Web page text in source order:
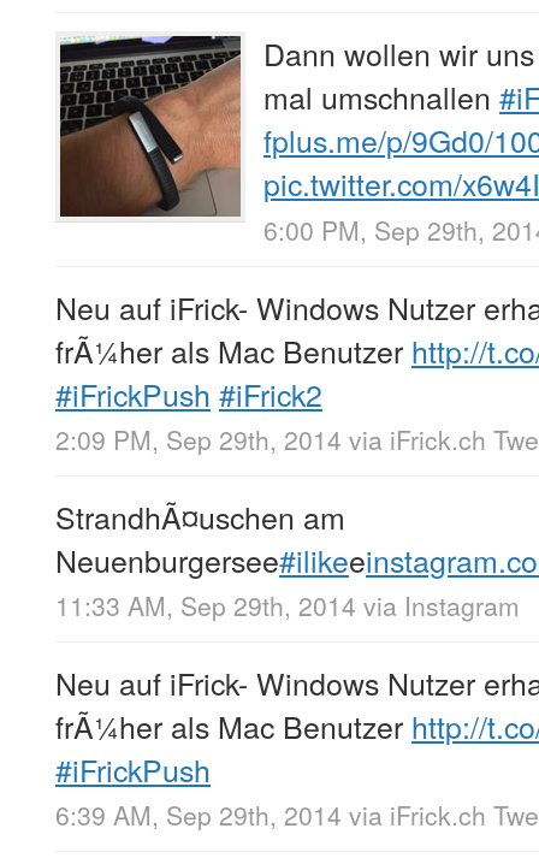
Dann wollen wir
mal umschnallen
fplus.me/p/9Gd0/
pic.twitter.com/
6:00 PM, Sep 29th,
Neu auf iFrick- Windows Nutzer
frÃ¼her als Mac Benutzer http://
#iFrickPush #iFrick2
2:09 PM, Sep 29th, 2014 via iFrick.ch
StrandhÃ¤uschen am
Neuenburgersee#ilikee
11:33 AM, Sep 29th, 2014 via Instagram
Neu auf iFrick- Windows Nutzer
frÃ¼her als Mac Benutzer http://
#iFrickPush
6:39 AM, Sep 29th, 2014 via iFrick.ch